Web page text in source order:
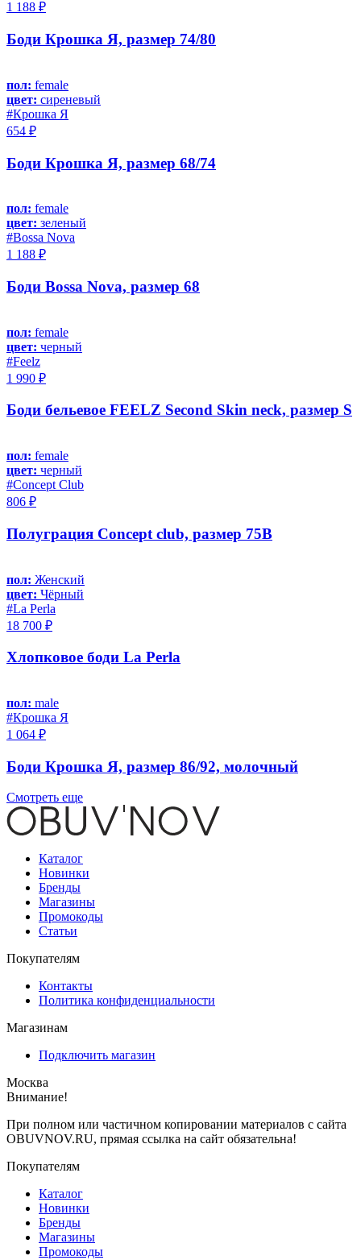
1 188 ₽
Боди Крошка Я, размер 74/80
пол: female
цвет: сиреневый
#Крошка Я
654 ₽
Боди Крошка Я, размер 68/74
пол: female
цвет: зеленый
#Bossa Nova
1 188 ₽
Боди Bossa Nova, размер 68
пол: female
цвет: черный
#Feelz
1 990 ₽
Боди бельевое FEELZ Second Skin neck, размер S
пол: female
цвет: черный
#Concept Club
806 ₽
Полуграция Concept club, размер 75B
пол: Женский
цвет: Чёрный
#La Perla
18 700 ₽
Хлопковое боди La Perla
пол: male
#Крошка Я
1 064 ₽
Боди Крошка Я, размер 86/92, молочный
Смотреть еще
Каталог
Новинки
Бренды
Магазины
Промокоды
Статьи
Покупателям
Контакты
Политика конфиденциальности
Магазинам
Подключить магазин
Москва
Внимание!
При полном или частичном копировании материалов с сайта
OBUVNOV.RU, прямая ссылка на сайт обязательна!
Покупателям
Каталог
Новинки
Бренды
Магазины
Промокоды